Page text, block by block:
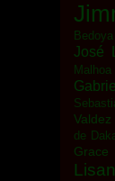
Bedoya
José
Malhoa
Gabriel
Valdez
de
Grace